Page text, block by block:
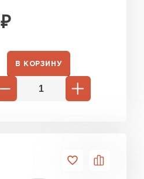
₽
В КОРЗИНУ